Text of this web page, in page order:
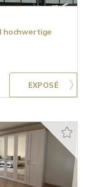
hochwertige